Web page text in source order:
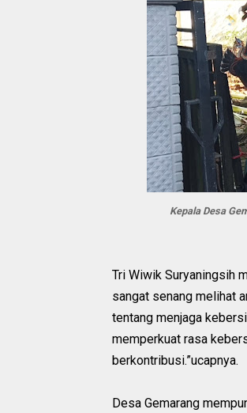
‎Kepala Desa
‎Tri Wiwik Suryaningsih
sangat senang melihat
tentang menjaga
memperkuat rasa
berkontribusi.”ucapnya.
Desa Gemarang